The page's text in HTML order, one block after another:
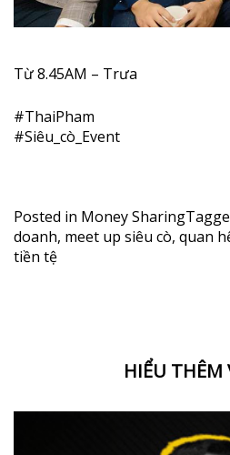
Từ 8.45AM – Trưa
#ThaiPham
#Siêu_cò_Event
Posted in Money Sharing
doanh, meet up siêu cò, quan
tiền tệ
HIỂU THÊM